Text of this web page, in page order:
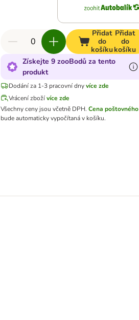
Přidat
do
košíku
Přidat
do
košíku
Získejte 9 zooBodů za tento
produkt
Dodání za 1-3 pracovní dny více zde
Vrácení zbožívíce zde
Všechny ceny jsou včetně DPH. Cena poštovného
bude automaticky vypočítaná v košíku.